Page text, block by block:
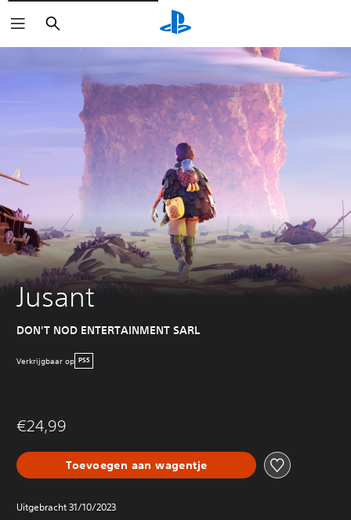
Zoeken
Jusant
DON'T NOD ENTERTAINMENT SARL
Verkrijgbaar op PS5
€24,99
Toevoegen aan wagentje
Uitgebracht 31/10/2023